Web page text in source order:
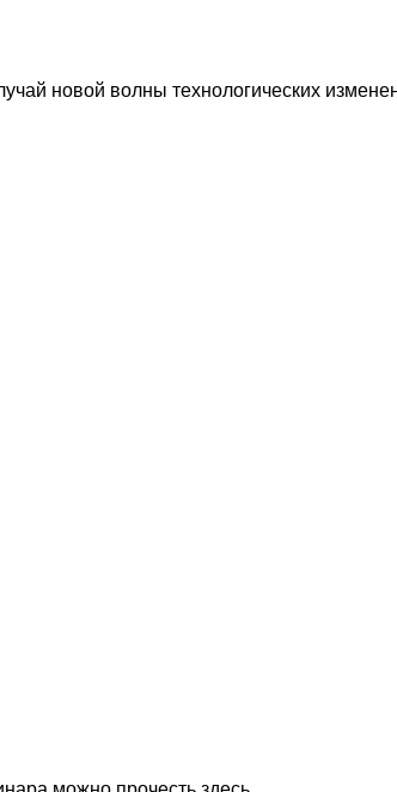
новой волны технологических